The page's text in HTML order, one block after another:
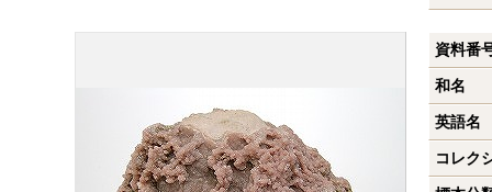
資料番
和名
英語名
コレク